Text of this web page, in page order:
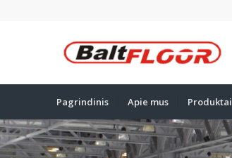
Pagrindinis Apie mus Produktai